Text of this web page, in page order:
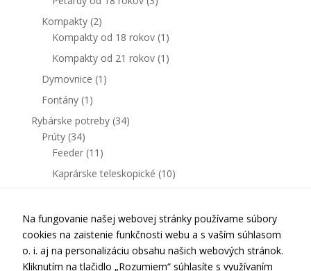
Kompakty (2)
Kompakty od 18 rokov (1)
Kompakty od 21 rokov (1)
Dymovnice (1)
Fontány (1)
Rybárske potreby (34)
Prúty (34)
Feeder (11)
Kaprárske teleskopické (10)
Na fungovanie našej webovej stránky používame súbory
cookies na zaistenie funkčnosti webu a s vaším súhlasom
o. i. aj na personalizáciu obsahu našich webových stránok.
Kliknutím na tlačidlo „Rozumiem“ súhlasíte s využívaním